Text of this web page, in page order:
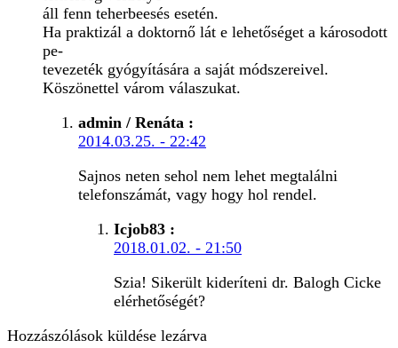
áll fenn teherbeesés esetén.
Ha praktizál a doktornő lát e lehetőséget a károsodott
pe-
tevezeték gyógyítására a saját módszereivel.
Köszönettel várom válaszukat.
admin / Renáta :
2014.03.25. - 22:42
Sajnos neten sehol nem lehet megtalálni
telefonszámát, vagy hogy hol rendel.
Icjob83 :
2018.01.02. - 21:50
Szia! Sikerült kideríteni dr. Balogh Cicke
elérhetőségét?
Hozzászólások küldése lezárva